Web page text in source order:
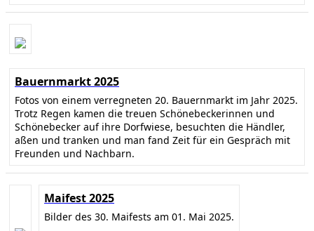
Bauernmarkt 2025
Fotos von einem verregneten 20. Bauernmarkt im Jahr 2025.
Trotz Regen kamen die treuen Schönebeckerinnen und
Schönebecker auf ihre Dorfwiese, besuchten die Händler,
aßen und tranken und man fand Zeit für ein Gespräch mit
Freunden und Nachbarn.
Maifest 2025
Bilder des 30. Maifests am 01. Mai 2025.